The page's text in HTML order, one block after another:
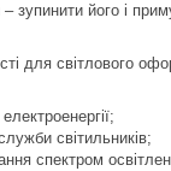
зупинити його і
для світлового
світильників;
спектром